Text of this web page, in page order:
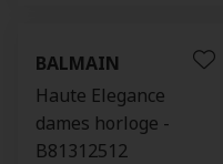
BALMAIN
Haute Elegance
dames horloge -
B81312512